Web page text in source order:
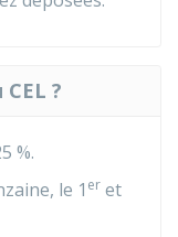
?
%.
le 1 er et